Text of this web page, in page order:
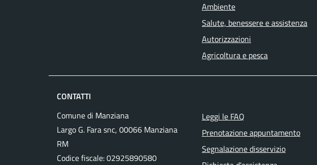
Ambiente
Salute, benessere e assistenza
Autorizzazioni
Agricoltura e pesca
CONTATTI
Comune di Manziana
Largo G. Fara snc, 00066 Manziana
RM
Codice fiscale:02925890580
Leggi le FAQ
Prenotazione appuntamento
Segnalazione disservizio